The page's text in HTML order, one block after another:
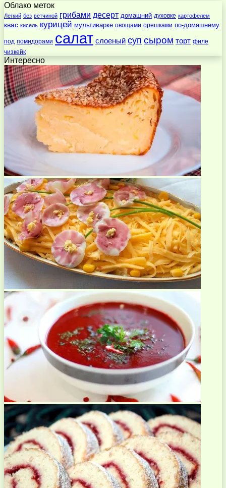
Облако меток
Легкий без ветчиной грибами десерт домашний духовке картофелем
квас кисель курицей мультиварке овощами орешками по-домашнему
под помидорами салат слоеный суп сыром торт филе
чизкейк
Интересно